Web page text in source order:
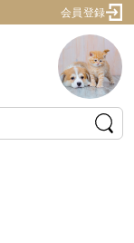
会員登録